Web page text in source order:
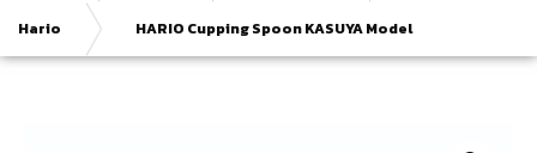
Hario HARIO Cupping Spoon KASUYA Model